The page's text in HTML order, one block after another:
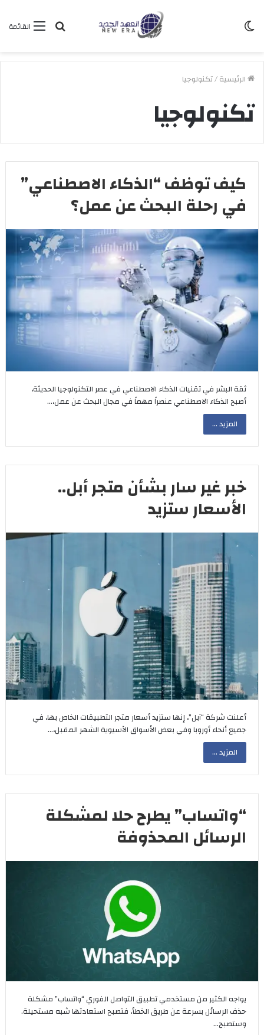
القائمة بحث
الرئيسية/تكنولوجيا
تكنولوجيا
كيف توظف “الذكاء الاصطناعي”
في رحلة البحث عن عمل؟
ثقة البشر في تقنيات الذكاء الاصطناعي في عصر التكنولوجيا الحديثة،
أصبح الذكاء الاصطناعي عنصراً مهماً في مجال البحث عن عمل،…
المزيد ...
خبر غير سار بشأن متجر أبل..
الأسعار ستزيد
أعلنت شركة “آبل”، إنها ستزيد أسعار متجر التطبيقات الخاص بها، في
جميع أنحاء أوروبا وفي بعض الأسواق الآسيوية الشهر المقبل،…
المزيد ...
“واتساب” يطرح حلا لمشكلة
الرسائل المحذوفة
يواجه الكثير من مستخدمي تطبيق التواصل الفوري “واتساب” مشكلة
حذف الرسائل بسرعة عن طريق الخطأ، فتصبح استعادتها شبه مستحيلة.
وستصبح…